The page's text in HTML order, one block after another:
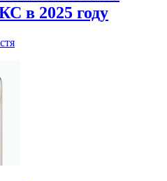
в 2025 году